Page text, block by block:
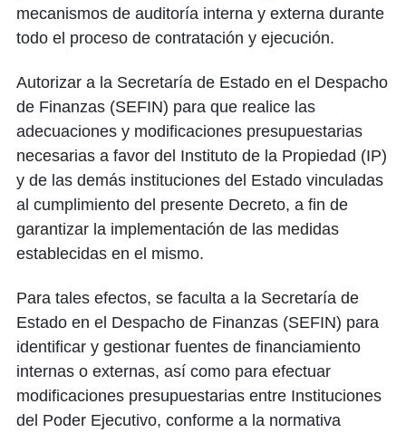
mecanismos de auditoría interna y externa durante
todo el proceso de contratación y ejecución.
Autorizar a la Secretaría de Estado en el Despacho
de Finanzas (SEFIN) para que realice las
adecuaciones y modificaciones presupuestarias
necesarias a favor del Instituto de la Propiedad (IP)
y de las demás instituciones del Estado vinculadas
al cumplimiento del presente Decreto, a fin de
garantizar la implementación de las medidas
establecidas en el mismo.
Para tales efectos, se faculta a la Secretaría de
Estado en el Despacho de Finanzas (SEFIN) para
identificar y gestionar fuentes de financiamiento
internas o externas, así como para efectuar
modificaciones presupuestarias entre Instituciones
del Poder Ejecutivo, conforme a la normativa